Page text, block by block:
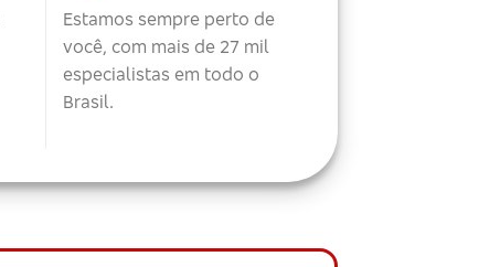
Estamos sempre perto de
você, com mais de 27 mil
especialistas em todo o
Brasil.